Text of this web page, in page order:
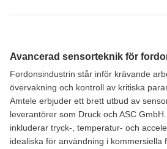
Avancerad sensorteknik för
Fordonsindustrin står inför krävande
övervakning och kontroll av kritiska
Amtele erbjuder ett brett utbud av
leverantörer som Druck och ASC
inkluderar tryck-, temperatur- och
idealiska för användning i kommersiella